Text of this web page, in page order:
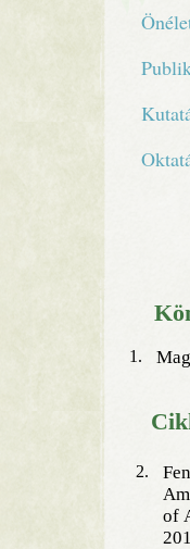
2.
of
1.